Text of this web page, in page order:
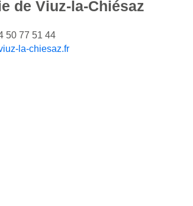
de Viuz-la-Chiésaz
50 77 51 44
la-chiesaz.fr